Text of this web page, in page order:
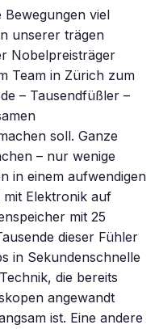
Bewegungen viel
unserer trägen
Nobelpreisträger
Team in Zürich zum
– Tausendfüßler –
soll. Ganze
– nur wenige
in einem aufwendigen
mit Elektronik auf
mit 25
dieser Fühler
in Sekundenschnelle
die bereits
angewandt
ist. Eine andere